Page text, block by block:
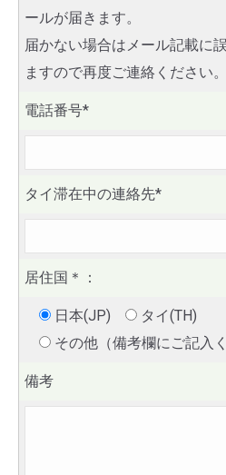
ールが届きます。
届かない場合はメール記載に
ますので再度ご連絡ください。
電話番号*
タイ滞在中の連絡先*
居住国 ＊ ：
日本(JP)
タイ(TH)
その他（備考欄にご記入
備考